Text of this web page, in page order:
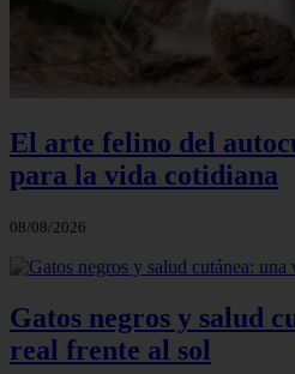
El arte felino del
para la vida cotidiana
08/08/2026
Gatos negros y salud
real frente al sol